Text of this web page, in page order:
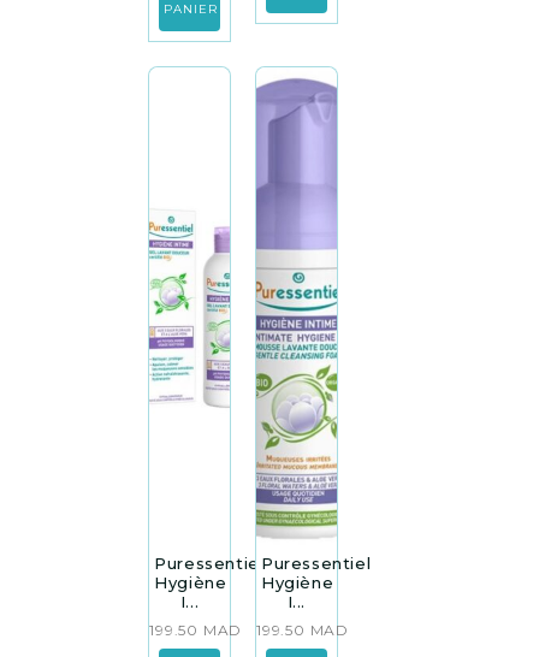
PANIER
Puressentiel
Hygiène
I...
199.50 MAD
Puressentiel
Hygiène
I...
199.50 MAD